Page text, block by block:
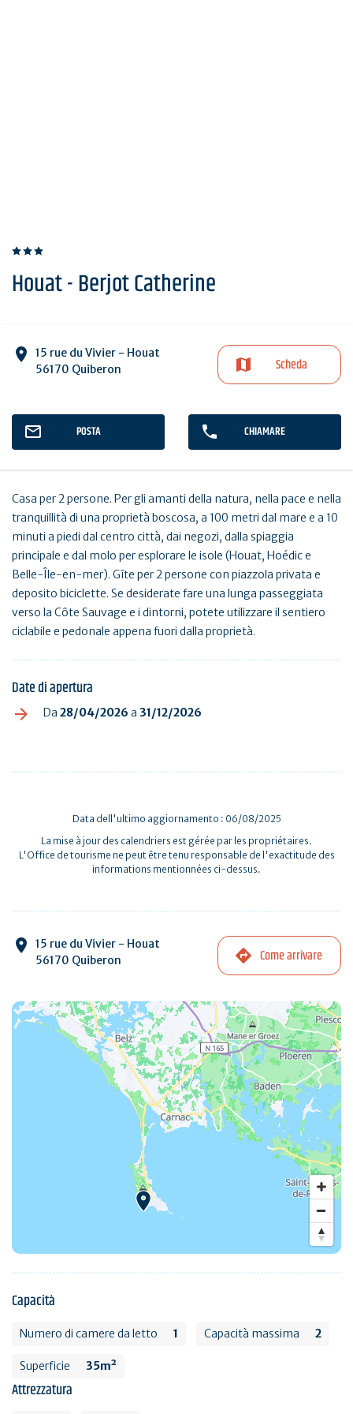
Houat - Berjot Catherine
15 rue du Vivier - Houat
56170 Quiberon
Scheda
POSTA CHIAMARE
Casa per 2 persone. Per gli amanti della natura, nella pace e nella
tranquillità di una proprietà boscosa, a 100 metri dal mare e a 10
minuti a piedi dal centro città, dai negozi, dalla spiaggia
principale e dal molo per esplorare le isole (Houat, Hoédic e
Belle-Île-en-mer). Gîte per 2 persone con piazzola privata e
deposito biciclette. Se desiderate fare una lunga passeggiata
verso la Côte Sauvage e i dintorni, potete utilizzare il sentiero
ciclabile e pedonale appena fuori dalla proprietà.
Date di apertura
Da 28/04/2026 a 31/12/2026
Data dell'ultimo aggiornamento : 06/08/2025
La mise à jour des calendriers est gérée par les propriétaires.
L'Office de tourisme ne peut être tenu responsable de l'exactitude des
informations mentionnées ci-dessus.
15 rue du Vivier - Houat
56170 Quiberon
Come arrivare
Capacità
Numero di camere da letto 1 Capacità massima 2
Superficie 35m²
Attrezzatura